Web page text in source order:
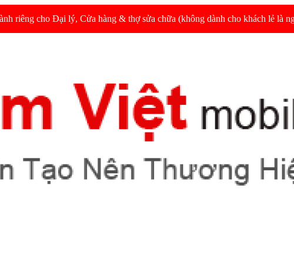
riêng cho Đại lý, Cửa hàng & thợ sửa chữa (không dành cho khách lẻ là